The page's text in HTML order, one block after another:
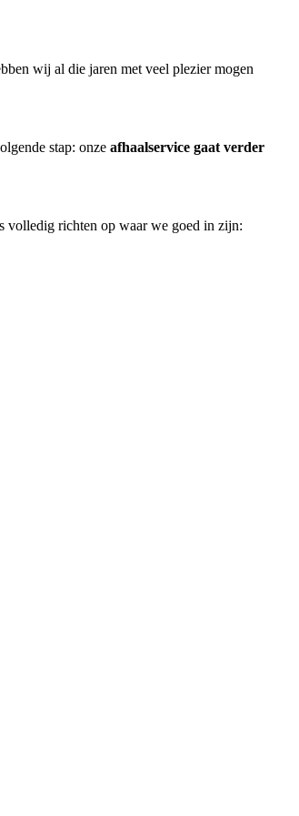
wij al die jaren met veel plezier mogen
stap: onze afhaalservice gaat verder
volledig richten op waar we goed in zijn: